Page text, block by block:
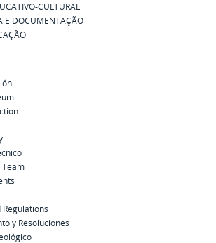
CULTURAL
E DOCUMENTAÇÃO
Team
Regulations
y Resoluciones